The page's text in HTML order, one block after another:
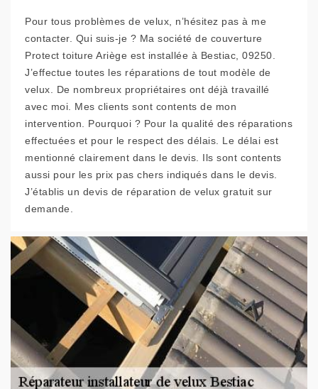
Pour tous problèmes de velux, n’hésitez pas à me
contacter. Qui suis-je ? Ma société de couverture
Protect toiture Ariège est installée à Bestiac, 09250.
J’effectue toutes les réparations de tout modèle de
velux. De nombreux propriétaires ont déjà travaillé
avec moi. Mes clients sont contents de mon
intervention. Pourquoi ? Pour la qualité des réparations
effectuées et pour le respect des délais. Le délai est
mentionné clairement dans le devis. Ils sont contents
aussi pour les prix pas chers indiqués dans le devis.
J’établis un devis de réparation de velux gratuit sur
demande.